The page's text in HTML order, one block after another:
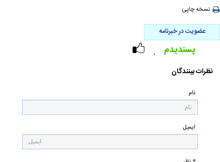
نسخه چاپی
عضویت در خبرنامه
۰ پسندیدم
نظرات بینندگان
نام
ایمیل